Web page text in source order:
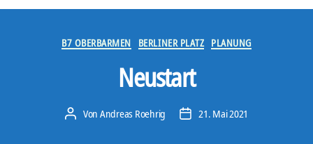
Kategorien
B7 OBERBARMEN BERLINER PLATZ PLANUNG
Neustart
Beitragsautor
Von Andreas Roehrig Veröffentlichungsdatum
21. Mai 2021